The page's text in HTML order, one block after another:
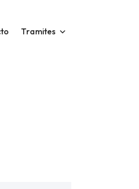
Tramites